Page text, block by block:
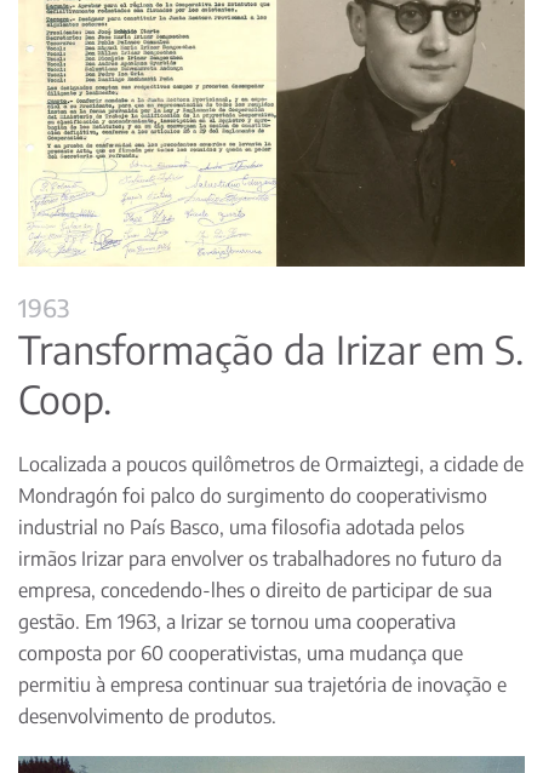
1963
Transformação da Irizar em S.
Coop.
Localizada a poucos quilômetros de Ormaiztegi, a cidade de
Mondragón foi palco do surgimento do cooperativismo
industrial no País Basco, uma filosofia adotada pelos
irmãos Irizar para envolver os trabalhadores no futuro da
empresa, concedendo-lhes o direito de participar de sua
gestão. Em 1963, a Irizar se tornou uma cooperativa
composta por 60 cooperativistas, uma mudança que
permitiu à empresa continuar sua trajetória de inovação e
desenvolvimento de produtos.